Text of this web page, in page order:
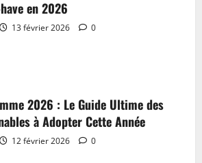
en 2026
13 février 2026 0
2026 : Le Guide Ultime des
à Adopter Cette Année
12 février 2026 0